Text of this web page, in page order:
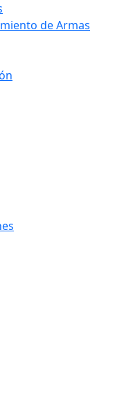
de Armas